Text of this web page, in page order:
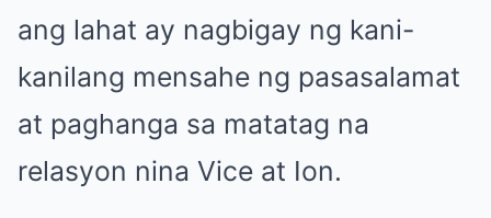
ang lahat ay nagbigay ng kani-
kanilang mensahe ng pasasalamat
at paghanga sa matatag na
relasyon nina Vice at Ion.